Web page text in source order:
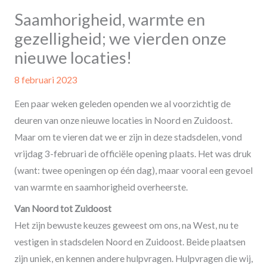
Saamhorigheid, warmte en
gezelligheid; we vierden onze
nieuwe locaties!
8 februari 2023
Een paar weken geleden openden we al voorzichtig de
deuren van onze nieuwe locaties in Noord en Zuidoost.
Maar om te vieren dat we er zijn in deze stadsdelen, vond
vrijdag 3-februari de officiële opening plaats. Het was druk
(want: twee openingen op één dag), maar vooral een gevoel
van warmte en saamhorigheid overheerste.
Van Noord tot Zuidoost
Het zijn bewuste keuzes geweest om ons, na West, nu te
vestigen in stadsdelen Noord en Zuidoost. Beide plaatsen
zijn uniek, en kennen andere hulpvragen. Hulpvragen die wij,